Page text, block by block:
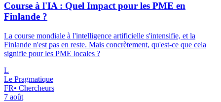
Course à l'IA : Quel Impact pour les PME en
Finlande ?
La course mondiale à l'intelligence artificielle s'intensifie, et la
Finlande n'est pas en reste. Mais concrètement, qu'est-ce que cela
signifie pour les PME locales ?
L
Le Pragmatique
FR• Chercheurs
7 août